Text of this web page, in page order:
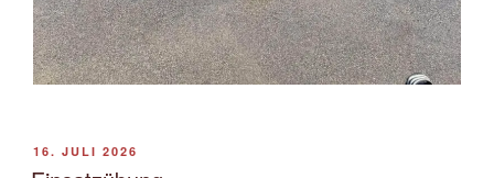
VERÖFFENTLICHT
AM
16. JULI 2026